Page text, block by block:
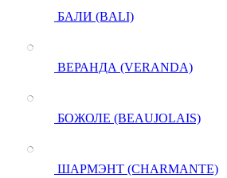
БАЛИ (BALI)
ВЕРАНДА (VERANDA)
БОЖОЛЕ (BEAUJOLAIS)
ШАРМЭНТ (CHARMANTE)